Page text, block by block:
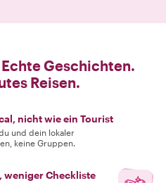
Geschichten.
Reisen.
nicht wie ein Tourist
und dein lokaler
keine Gruppen.
weniger Checkliste